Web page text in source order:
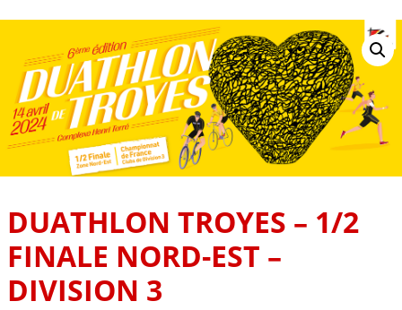
DUATHLON TROYES – 1/2
FINALE NORD-EST –
DIVISION 3